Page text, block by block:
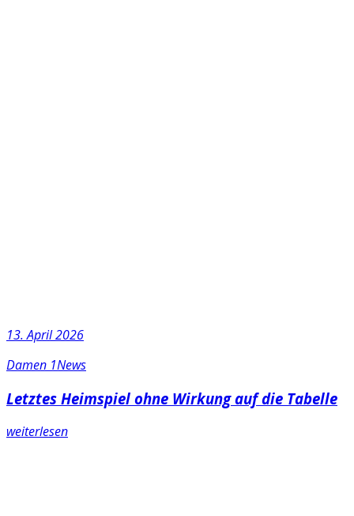
13. April 2026
Damen 1News
Letztes Heimspiel ohne Wirkung auf die Tabelle
weiterlesen